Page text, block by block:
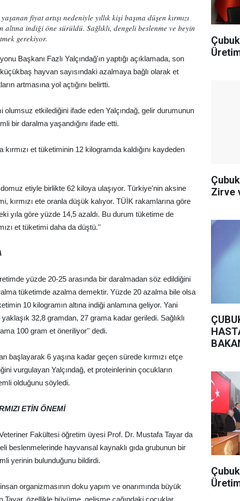
fiyat artışı nedeniyle yıllık kişi başına düşen kırmızı
indiği öne sürüldü. Sağlıklı, dengeli beslenme ve beyin
gerekiyor.
Başkanı Fazlı Yalçındağ'ın yaptığı açıklamada, son
hayvan sayısındaki azalmaya bağlı olarak et
artmasına yol açtığını belirtti.
olumsuz etkilediğini ifade eden Yalçındağ, gelir durumunun
bir daralma yaşandığını ifade etti.
kırmızı et tüketiminin 12 kilogramda kaldığını kaydeden
etiyle birlikte 62 kiloya ulaşıyor. Türkiye'nin aksine
kırmızı ete oranla düşük kalıyor. TÜİK rakamlarına göre
yıla göre yüzde 14,5 azaldı. Bu durum tüketime de
et tüketimi daha da düştü.''
yüzde 20-25 arasında bir daralmadan söz edildiğini
tüketimde azalma demektir. Yüzde 20 azalma bile olsa
10 kilogramın altına indiği anlamına geliyor. Yani
32,8 gramdan, 27 grama kadar geriledi. Sağlıklı
100 gram et öneriliyor'' dedi.
başlayarak 6 yaşına kadar geçen sürede kırmızı etçe
vurgulayan Yalçındağ, et proteinlerinin çocukların
olduğunu söyledi.
ETİN ÖNEMİ
Fakültesi öğretim üyesi Prof. Dr. Mustafa Tayar da
beslenmelerinde hayvansal kaynaklı gıda grubunun bir
yerinin bulunduğunu bildirdi.
organizmasının doku yapım ve onarımında büyük
Tayar, özellikle büyüme, gelişme çağındaki çocuklar,
Zirve